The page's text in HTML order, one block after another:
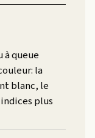
queue
la
blanc, le
plus